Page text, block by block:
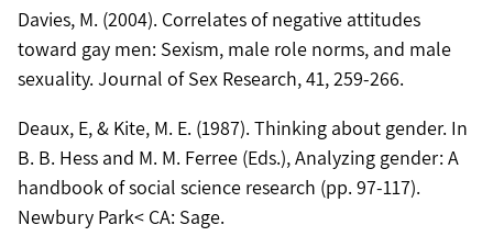
Davies, M. (2004). Correlates of negative attitudes
toward gay men: Sexism, male role norms, and male
sexuality. Journal of Sex Research, 41, 259-266.
Deaux, E, & Kite, M. E. (1987). Thinking about gender. In
B. B. Hess and M. M. Ferree (Eds.), Analyzing gender: A
handbook of social science research (pp. 97-117).
Newbury Park< CA: Sage.